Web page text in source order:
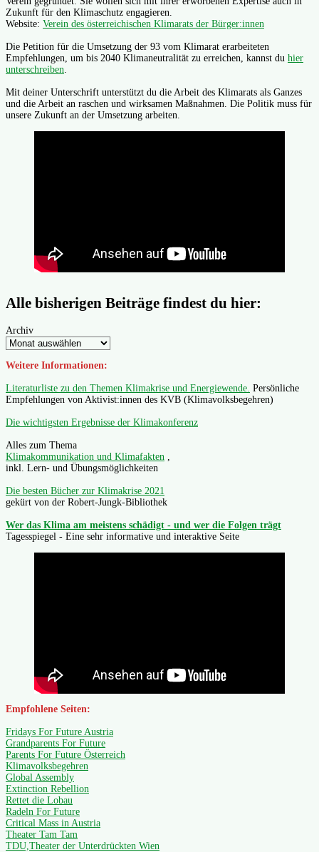
Zukunft für den Klimaschutz engagieren.
Website: Verein des österreichischen Klimarats der Bürger:innen
Die Petition für die Umsetzung der 93 vom Klimarat erarbeiteten
Empfehlungen, um bis 2040 Klimaneutralität zu erreichen, kannst du hier
unterschreiben
Mit deiner Unterschrift unterstützt du die Arbeit des Klimarats als Ganzes
und die Arbeit an raschen und wirksamen Maßnahmen. Die Politik muss für
unsere Zukunft an der Umsetzung arbeiten.
Alle bisherigen Beiträge findest du hier:
Archiv
Weitere Informationen:
Literaturliste zu den Themen Klimakrise und Energiewende. Persönliche
Empfehlungen von Aktivist:innen des KVB (Klimavolksbegehren)
Die wichtigsten Ergebnisse der Klimakonferenz
Alles zum Thema
Klimakommunikation und Klimafakten
inkl. Lern- und Übungsmöglichkeiten
Die besten Bücher zur Klimakrise 2021
gekürt von der Robert-Jungk-Bibliothek
Wer das Klima am meistens schädigt - und wer die Folgen trägt
Tagesspiegel - Eine sehr informative und interaktive Seite
Empfohlene Seiten:
Fridays For Future Austria
Grandparents For Future
Parents For Future Österreich
Klimavolksbegehren
Global Assembly
Extinction Rebellion
Rettet die Lobau
Radeln For Future
Critical Mass in Austria
Theater Tam Tam
TDU,Theater der Unterdrückten Wien